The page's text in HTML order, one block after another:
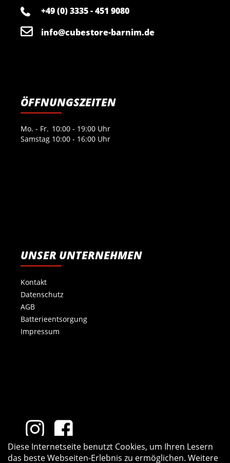
+49 (0) 3335 - 451 9080
info@cubestore-barnim.de
ÖFFNUNGSZEITEN
Mo. - Fr. 10:00 - 19:00 Uhr
Samstag 10:00 - 16:00 Uhr
UNSER UNTERNEHMEN
Kontakt
Datenschutz
AGB
Batterieentsorgung
Impressum
Diese Internetseite benutzt Cookies, um Ihren Lesern
das beste Webseiten-Erlebnis zu ermöglichen. Weitere